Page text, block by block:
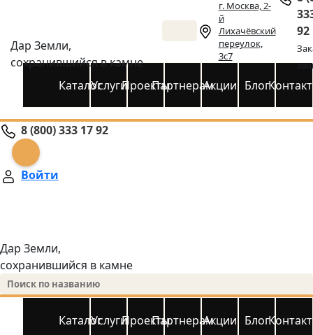
Дар Земли,
сохранившийся в камне
г. Москва, 2-
й
Лихачёвский
переулок,
3с7
92
КаталогУслугиПроектыПартнерамАкции Блог
8 (800) 333 17 92
Войти
Дар Земли,
сохранившийся в камне
КаталогУслугиПроектыПартнерамАкции Блог